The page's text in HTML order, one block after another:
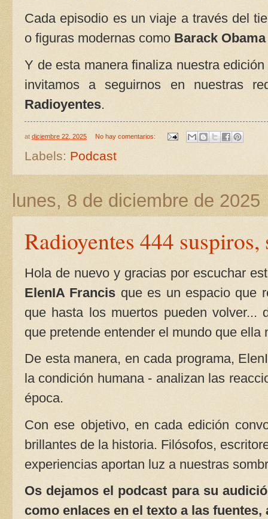
Cada episodio es un viaje a través del
o figuras modernas como Barack Obama
Y de esta manera finaliza nuestra edición
invitamos a seguirnos en nuestras
Radioyentes.
at diciembre 22, 2025 No hay comentarios:
Labels: Podcast
lunes, 8 de diciembre de 2025
Radioyentes 444
Hola de nuevo y gracias por escuchar
ElenIA Francis que es un espacio que
que hasta los muertos pueden volver...
que pretende entender el mundo que ella
De esta manera, en cada programa,
la condición humana - analizan las
época.
Con ese objetivo, en cada edición
brillantes de la historia. Filósofos,
experiencias aportan luz a nuestras
Os dejamos el podcast para su
como enlaces en el texto a las